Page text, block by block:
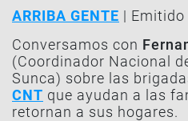
ARRIBA GENTE | Emitido
Conversamos con
(Coordinador Nacional
Sunca) sobre las
CNT que ayudan a las
retornan a sus hogares.